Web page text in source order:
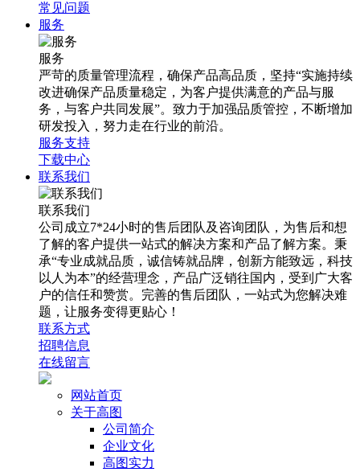
常见问题
服务
服务
严苛的质量管理流程，确保产品高品质，坚持“实施持续
改进确保产品质量稳定，为客户提供满意的产品与服
务，与客户共同发展”。致力于加强品质管控，不断增加
研发投入，努力走在行业的前沿。
服务支持
下载中心
联系我们
联系我们
公司成立7*24小时的售后团队及咨询团队，为售后和想
了解的客户提供一站式的解决方案和产品了解方案。秉
承“专业成就品质，诚信铸就品牌，创新方能致远，科技
以人为本”的经营理念，产品广泛销往国内，受到广大客
户的信任和赞赏。完善的售后团队，一站式为您解决难
题，让服务变得更贴心！
联系方式
招聘信息
在线留言
网站首页
关于高图
公司简介
企业文化
高图实力